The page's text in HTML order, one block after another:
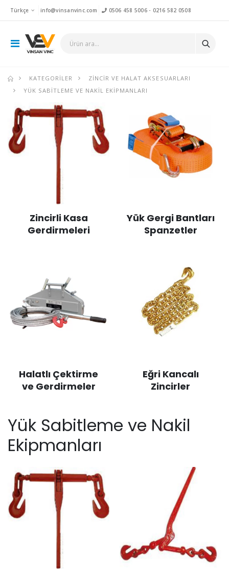
Türkçe info@vinsanvinc.com 0506 458 5006- 0216 582 0508
KATEGORILER
ZINCIR VE HALAT AKSESUARLARI
YÜK SABITLEME VE NAKIL EKIPMANLARI
Zincirli Kasa
Gerdirmeleri
Yük Gergi Bantları
Spanzetler
Halatlı Çektirme
ve Gerdirmeler
Eğri Kancalı
Zincirler
Yük Sabitleme ve Nakil
Ekipmanları